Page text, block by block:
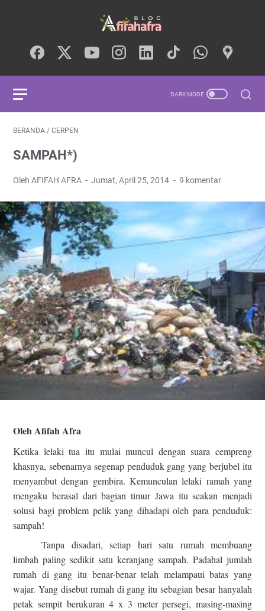
BERANDA / CERPEN
SAMPAH*)
Oleh AFIFAH AFRA Jumat, April 25, 2014 9 komentar
Oleh Afifah Afra
Ketika lelaki tua itu mulai muncul dengan suara cempreng
khasnya, sebenarnya segenap penduduk gang yang berjubel itu
menyambut dengan gembira. Kemunculan lelaki ramah yang
mengaku berasal dari bagian timur Jawa itu seakan menjadi
solusi bagi problem pelik yang dihadapi oleh para penduduk:
sampah!
Tanpa disadari, setiap hari satu rumah membuang
limbah paling sedikit satu keranjang sampah. Padahal jumlah
rumah di gang itu benar-benar telah melampaui batas yang
wajar. Yang disebut rumah di gang itu sebagian besar hanyalah
petak sempit berukuran 4 x 3 meter persegi, masing-masing